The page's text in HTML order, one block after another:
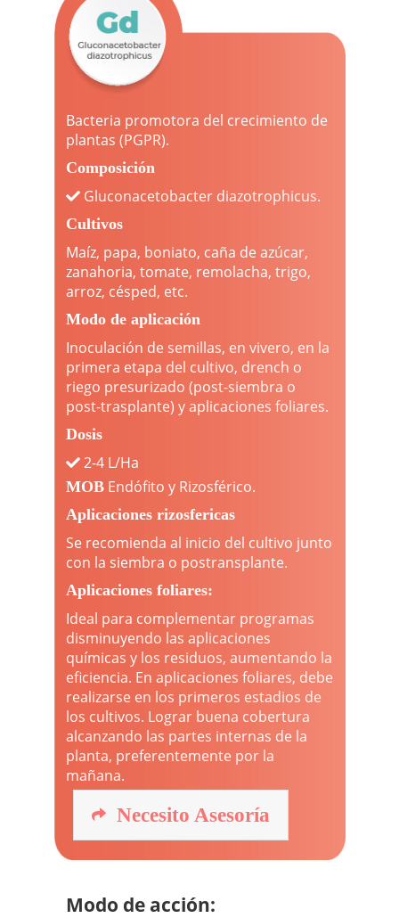
Bacteria promotora del crecimiento de
plantas (PGPR).
Composición
Gluconacetobacter diazotrophicus.
Cultivos
Maíz, papa, boniato, caña de azúcar,
zanahoria, tomate, remolacha, trigo,
arroz, césped, etc.
Modo de aplicación
Inoculación de semillas, en vivero, en la
primera etapa del cultivo, drench o
riego presurizado (post-siembra o
post-trasplante) y aplicaciones foliares.
Dosis
2-4 L/Ha
MOB Endófito y Rizosférico.
Aplicaciones rizosfericas
Se recomienda al inicio del cultivo junto
con la siembra o postransplante.
Aplicaciones foliares:
Ideal para complementar programas
disminuyendo las aplicaciones
químicas y los residuos, aumentando la
eficiencia. En aplicaciones foliares, debe
realizarse en los primeros estadios de
los cultivos. Lograr buena cobertura
alcanzando las partes internas de la
planta, preferentemente por la
mañana.
Necesito Asesoría
Modo de acción: